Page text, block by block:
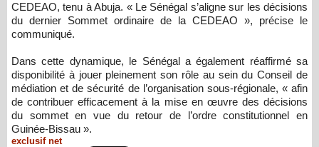
CEDEAO, tenu à Abuja. « Le Sénégal s’aligne sur les décisions
du dernier Sommet ordinaire de la CEDEAO », précise le
communiqué.
Dans cette dynamique, le Sénégal a également réaffirmé sa
disponibilité à jouer pleinement son rôle au sein du Conseil de
médiation et de sécurité de l’organisation sous-régionale, « afin
de contribuer efficacement à la mise en œuvre des décisions
du sommet en vue du retour de l’ordre constitutionnel en
Guinée-Bissau ».
exclusif net